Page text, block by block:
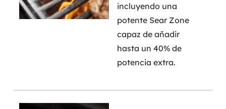
incluyendo una
potente Sear Zone
capaz de añadir
hasta un 40% de
potencia extra.